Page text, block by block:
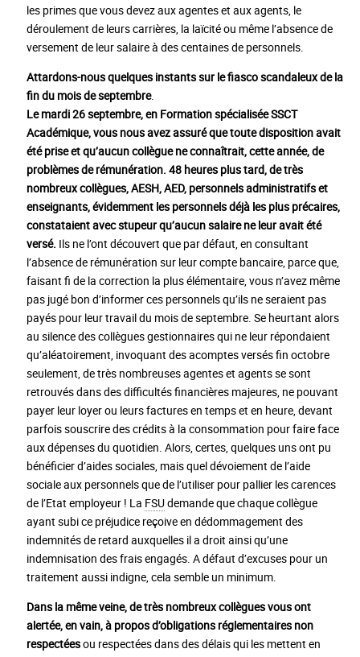
les primes que vous devez aux agentes et aux agents, le
déroulement de leurs carrières, la laïcité ou même l’absence de
versement de leur salaire à des centaines de personnels.
Attardons-nous quelques instants sur le fiasco scandaleux de la
fin du mois de septembre.
Le mardi 26 septembre, en Formation spécialisée SSCT
Académique, vous nous avez assuré que toute disposition avait
été prise et qu’aucun collègue ne connaîtrait, cette année, de
problèmes de rémunération. 48 heures plus tard, de très
nombreux collègues, AESH, AED, personnels administratifs et
enseignants, évidemment les personnels déjà les plus précaires,
constataient avec stupeur qu’aucun salaire ne leur avait été
versé. Ils ne l’ont découvert que par défaut, en consultant
l’absence de rémunération sur leur compte bancaire, parce que,
faisant fi de la correction la plus élémentaire, vous n’avez même
pas jugé bon d’informer ces personnels qu’ils ne seraient pas
payés pour leur travail du mois de septembre. Se heurtant alors
au silence des collègues gestionnaires qui ne leur répondaient
qu’aléatoirement, invoquant des acomptes versés fin octobre
seulement, de très nombreuses agentes et agents se sont
retrouvés dans des difficultés financières majeures, ne pouvant
payer leur loyer ou leurs factures en temps et en heure, devant
parfois souscrire des crédits à la consommation pour faire face
aux dépenses du quotidien. Alors, certes, quelques uns ont pu
bénéficier d’aides sociales, mais quel dévoiement de l’aide
sociale aux personnels que de l’utiliser pour pallier les carences
de l’Etat employeur ! La FSUdemande que chaque collègue
ayant subi ce préjudice reçoive en dédommagement des
indemnités de retard auxquelles il a droit ainsi qu’une
indemnisation des frais engagés. A défaut d’excuses pour un
traitement aussi indigne, cela semble un minimum.
Dans la même veine, de très nombreux collègues vous ont
alertée, en vain, à propos d’obligations réglementaires non
respectéesou respectées dans des délais qui les mettent en